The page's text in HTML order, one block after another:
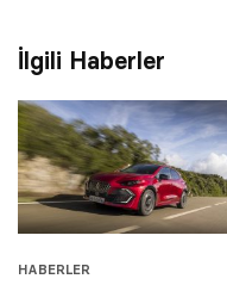
İlgili Haberler
HABERLER